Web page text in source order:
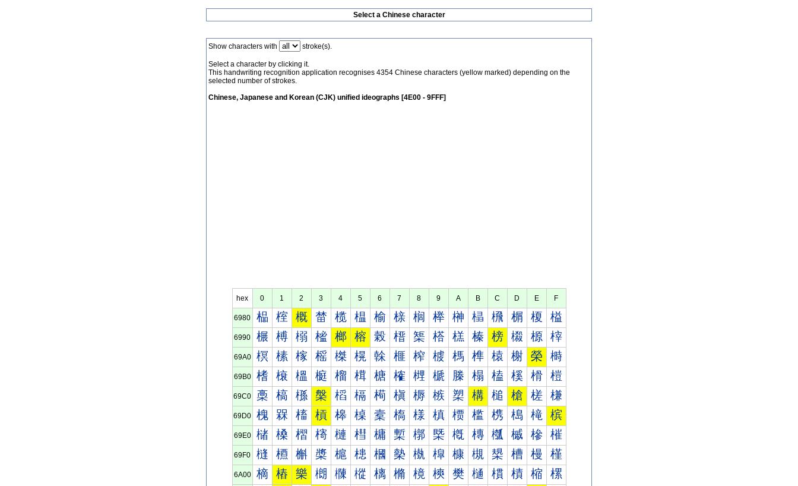
Select a Chinese character
Show characters with stroke(s).
Select a character by clicking it.
This handwriting recognition application recognises 4354 Chinese characters (yellow marked) depending on the
selected number of strokes.
Chinese, Japanese and Korean (CJK) unified ideographs [4E00 - 9FFF]
hex 0 1 2 3 4 5 6 7 8 9 A B C D E F
6980 榀 榁 概 榃 榄 榅 榆 榇 榈 榉 榊 榋 榌 榍 榎 榏
6990 榐 榑 榒 榓 榔 榕 榖 榗 榘 榙 榚 榛 榜 榝 榞 榟
69A0 榠 榡 榢 榣 榤 榥 榦 榧 榨 榩 榪 榫 榬 榭 榮 榯
69B0 榰 榱 榲 榳 榴 榵 榶 榷 榸 榹 榺 榻 榼 榽 榾 榿
69C0 槀 槁 槂 槃 槄 槅 槆 槇 槈 槉 槊 構 槌 槍 槎 槏
69D0 槐 槑 槒 槓 槔 槕 槖 槗 様 槙 槚 槛 槜 槝 槞 槟
69E0 槠 槡 槢 槣 槤 槥 槦 槧 槨 槩 槪 槫 槬 槭 槮 槯
69F0 槰 槱 槲 槳 槴 槵 槶 槷 槸 槹 槺 槻 槼 槽 槾 槿
6A00 樀 樁 樂 樃 樄 樅 樆 樇 樈 樉 樊 樋 樌 樍 樎 樏